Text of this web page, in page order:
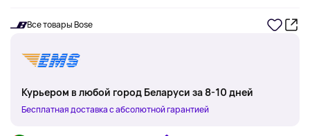
Все товары Bose
Курьером в любой город Беларуси за 8-10 дней
Бесплатная доставка с абсолютной гарантией